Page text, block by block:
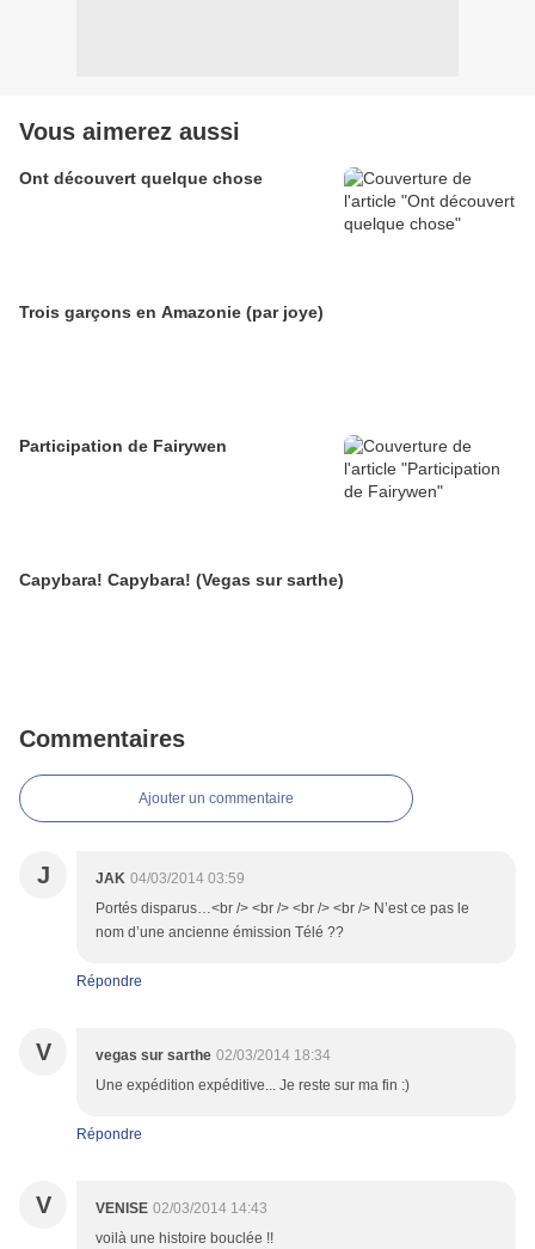
Vous aimerez aussi
Ont découvert quelque chose
Trois garçons en Amazonie (par joye)
Participation de Fairywen
Capybara! Capybara! (Vegas sur sarthe)
Commentaires
Ajouter un commentaire
J JAK 04/03/2014 03:59
Portés disparus…<br /> <br /> <br /> <br /> N’est ce pas le
nom d’une ancienne émission Télé ??
Répondre
V vegas sur sarthe 02/03/2014 18:34
Une expédition expéditive... Je reste sur ma fin :)
Répondre
V VENISE 02/03/2014 14:43
voilà une histoire bouclée !!